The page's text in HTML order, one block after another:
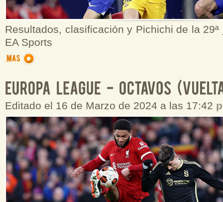
Resultados, clasificación y Pichichi de la
EA Sports
Editado el 16 de Marzo de 2024 a las 17:42